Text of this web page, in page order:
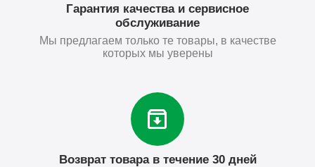
Гарантия качества и сервисное
обслуживание
Мы предлагаем только те товары, в качестве
которых мы уверены
Возврат товара в течение 30 дней